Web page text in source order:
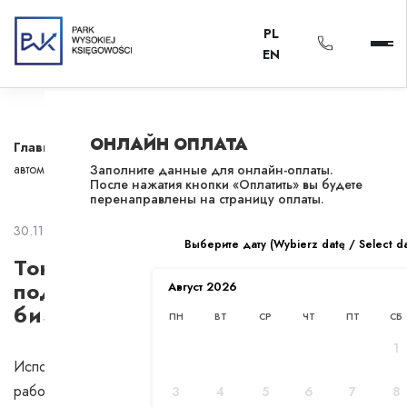
PL
EN
Главная Новости/Тонкости приобретения подержанного
автомобиля для бизнеса
30.11.2024
Тонкости приобретения
подержанного автомобиля для
бизнеса
Использование автомобилей — неотъемлемая часть
работы большинства предприятий. Для тех, кто планирует
ОНЛАЙН ОПЛАТА
Заполните данные для онлайн-оплаты.
После нажатия кнопки «Оплатить» вы будете
перенаправлены на страницу оплаты.
Выберите дату (Wybierz datę / Select
Август 2026
ПН ВТ СР ЧТ ПТ СБ
1
3 4 5 6 7 8